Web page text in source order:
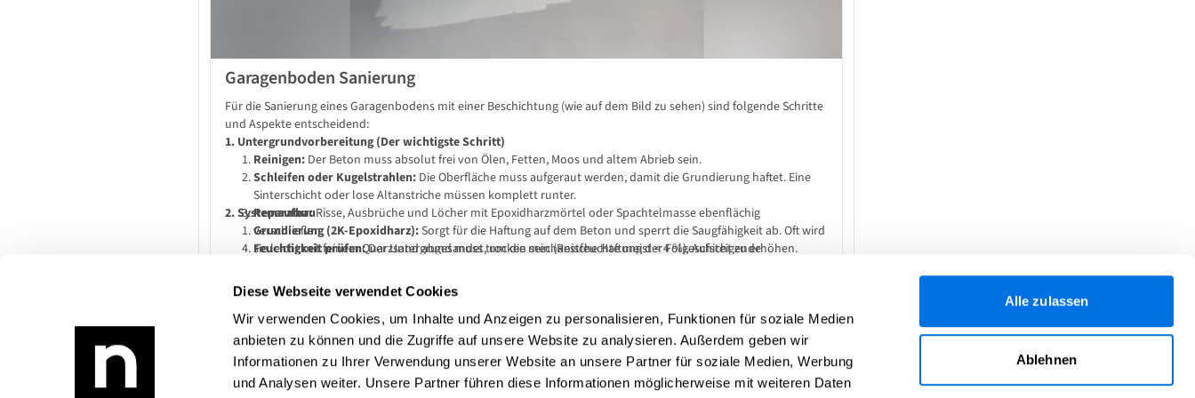
Diese Webseite verwendet Cookies
Wir verwenden Cookies, um Inhalte und Anzeigen zu personalisieren, Funktionen für soziale Medien
anbieten zu können und die Zugriffe auf unsere Website zu analysieren. Außerdem geben wir
Informationen zu Ihrer Verwendung unserer Website an unsere Partner für soziale Medien, Werbung
und Analysen weiter. Unsere Partner führen diese Informationen möglicherweise mit weiteren Daten
Alle zulassen
Ablehnen
Garagenboden Sanierung
Für die Sanierung eines Garagenbodens mit einer Beschichtung (wie auf dem Bild zu sehen) sind folgende Schritte
und Aspekte entscheidend:
1. Untergrundvorbereitung (Der wichtigste Schritt)
Reinigen: Der Beton muss absolut frei von Ölen, Fetten, Moos und altem Abrieb sein.
Schleifen oder Kugelstrahlen: Die Oberfläche muss aufgeraut werden, damit die Grundierung haftet. Eine
Sinterschicht oder lose Altanstriche müssen komplett runter.
Reparatur:Risse, Ausbrüche und Löcher mit Epoxidharzmörtel oder Spachtelmasse ebenflächig
verschließen.
Feuchtigkeit prüfen:Der Untergrund muss trocken sein (Restfeuchte meist < 4 %). Aufsteigende
2. Systemaufbau
Grundierung (2K-Epoxidharz):Sorgt für die Haftung auf dem Beton und sperrt die Saugfähigkeit ab. Oft wird
sie leicht mit feinem Quarzsand abgesandet, um die mechanische Haftung der Folgeschicht zu erhöhen.
Epoxidharz (EP):
Extrem hart, chemikalienbeständig (gegen Öl, Benzin, Streusalz), aber meist nicht UV-stabil
(kann im Einfahrtsbereich vergilben).
Polyurethan (PU):Etwas elastischer (gut bei feinen Vibrationsrissen) und oft UV-beständiger.
Versiegelung / Topcoat (Optional):Eine transparente oder matte Endversiegelung schützt vor
Weichmachern aus Autoreifen (verhindert das sogenannte "Reifenkleben") und erhöht die Kratzfestigkeit.
3. Wichtige Verarbeitungshinweise
Topfzeit beachten: Zweikomponentige Systeme (Basis und Härter) reagieren chemisch. Nach dem
Anmischen bleibt oft nur ein Zeitfenster von 20–40 Minuten zur Verarbeitung.
Temperatur:Boden- und Umgebungstemperatur sollten während der Verarbeitung und gesamten
Aushärtung meist nicht unter 10–12 °C fallen.
Entlüften:Bei dickeren Verlaufsschichten muss das Material direkt nach dem Auftrag mit einer Stachelwalze
entlüftet werden, um Luftblasen zu entfernen.